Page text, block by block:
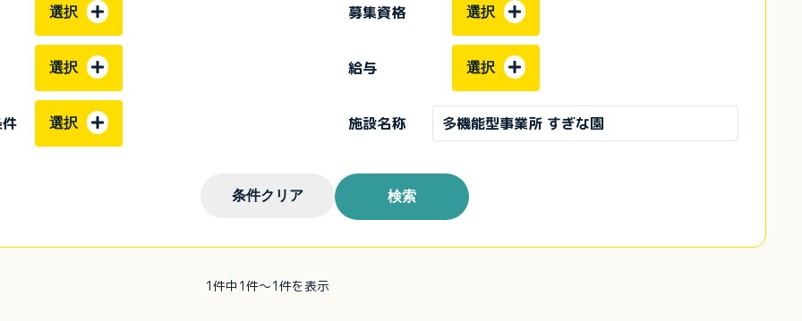
選択 募集資格 選択
選択 給与 選択
選択 施設名称
条件クリア 検索
1件中1件～1件を表示